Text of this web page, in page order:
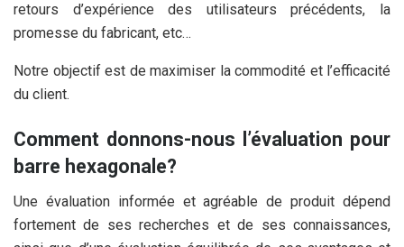
retours d’expérience des utilisateurs précédents, la
promesse du fabricant, etc…
Notre objectif est de maximiser la commodité et l’efficacité
du client.
Comment donnons-nous l’évaluation pour
barre hexagonale?
Une évaluation informée et agréable de produit dépend
fortement de ses recherches et de ses connaissances,